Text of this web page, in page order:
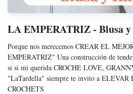
LA EMPERATRIZ - Blusa
Porque nos merecemos CREAR EL
EMPERATRIZ" Una construcción de
si si mi querida CROCHE LOVE,
"LaTardella" siempre te invito a
CROCHETS